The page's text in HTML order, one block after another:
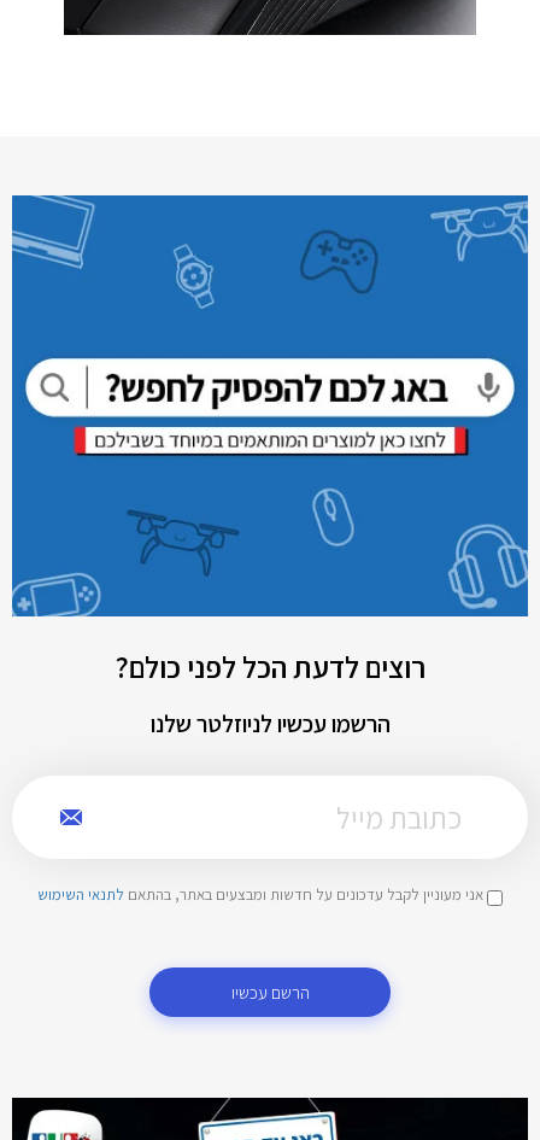
רוצים לדעת הכל לפני כולם?
הרשמו עכשיו לניוזלטר שלנו
אני מעוניין לקבל עדכונים על חדשות ומבצעים באתר, בהתאם לתנאי השימוש
הרשם עכשיו